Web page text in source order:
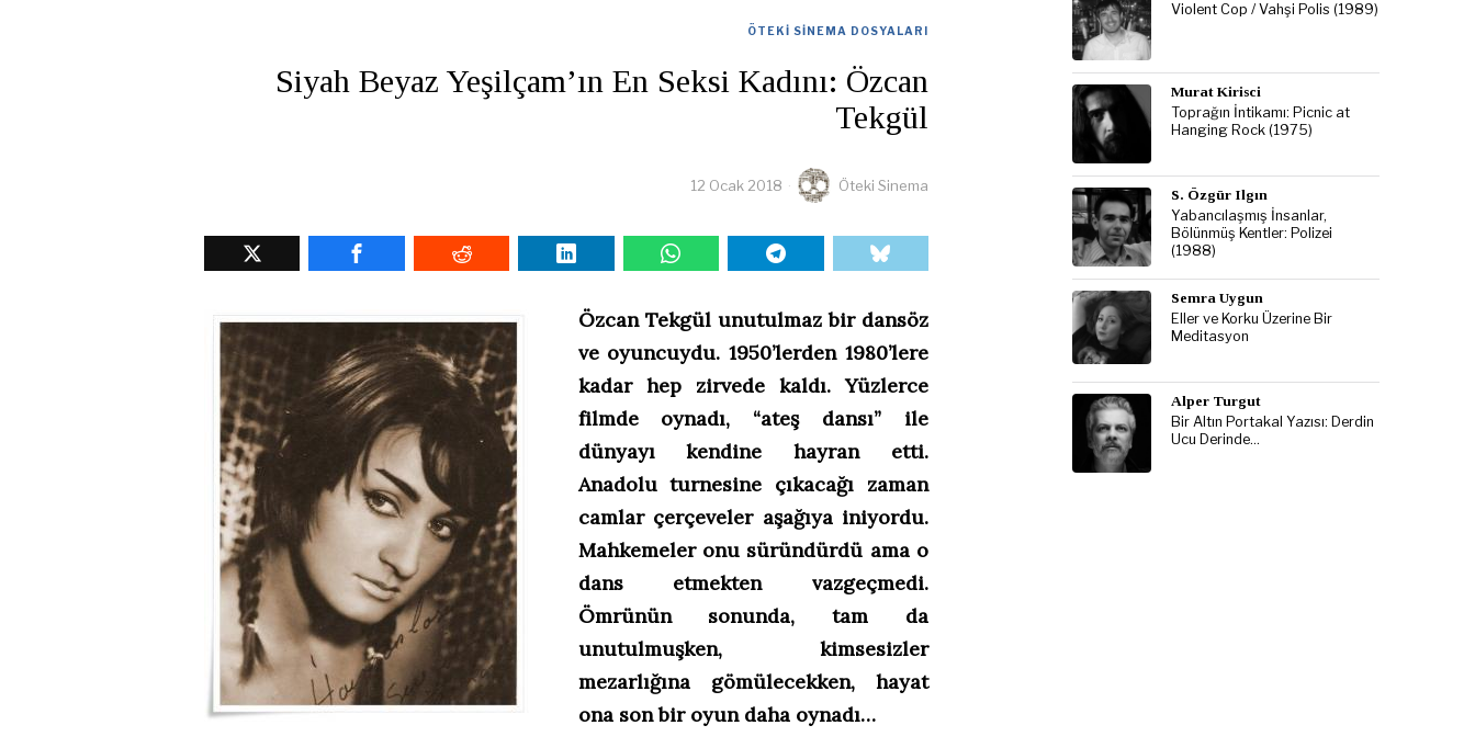
ÖTEKI SINEMA DOSYALARI
Siyah Beyaz Yeşilçam’ın En Seksi Kadını: Özcan
Tekgül
12 Ocak 2018 Öteki Sinema
Özcan Tekgül unutulmaz bir dansöz
ve oyuncuydu. 1950’lerden 1980’lere
kadar hep zirvede kaldı. Yüzlerce
filmde oynadı, “ateş dansı” ile
dünyayı kendine hayran etti.
Anadolu turnesine çıkacağı zaman
camlar çerçeveler aşağıya iniyordu.
Mahkemeler onu süründürdü ama o
dans etmekten vazgeçmedi.
Ömrünün sonunda, tam da
unutulmuşken, kimsesizler
mezarlığına gömülecekken, hayat
ona son bir oyun daha oynadı…
Violent Cop / Vahşi Polis (1989)
Murat Kirisci
Toprağın İntikamı: Picnic at
Hanging Rock (1975)
S. Özgür Ilgın
Yabancılaşmış İnsanlar,
Bölünmüş Kentler: Polizei
(1988)
Semra Uygun
Eller ve Korku Üzerine Bir
Meditasyon
Alper Turgut
Bir Altın Portakal Yazısı: Derdin
Ucu Derinde…